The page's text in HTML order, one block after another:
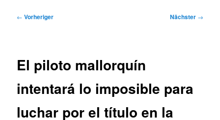
Beitragsnavigation
← Vorheriger Nächster →
El piloto mallorquín
intentará lo imposible para
luchar por el título en la